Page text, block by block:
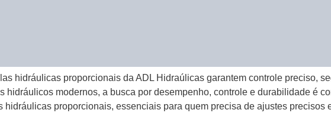
hidráulicas proporcionais da ADL Hidraúlicas garantem controle preciso,
hidráulicos modernos, a busca por desempenho, controle e durabilidade é
hidráulicas proporcionais, essenciais para quem precisa de ajustes precisos